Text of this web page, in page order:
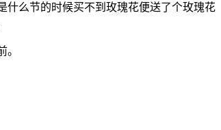
什么节的时候买不到玫瑰花便送了个玫瑰花